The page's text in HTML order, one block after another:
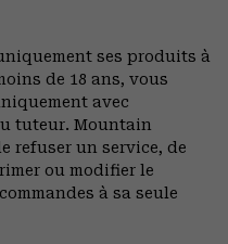
ses produits à
de 18 ans, vous
avec
tuteur. Mountain
refuser un service, de
ou modifier le
à sa seule